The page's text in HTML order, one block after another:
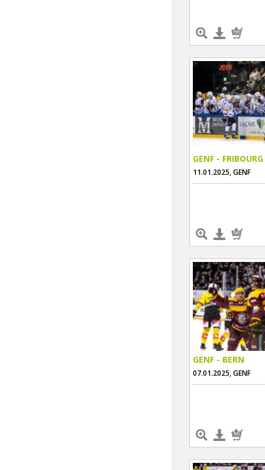
GENF - FRIBOURG
11.01.2025, GENF
GENF - BERN
07.01.2025, GENF